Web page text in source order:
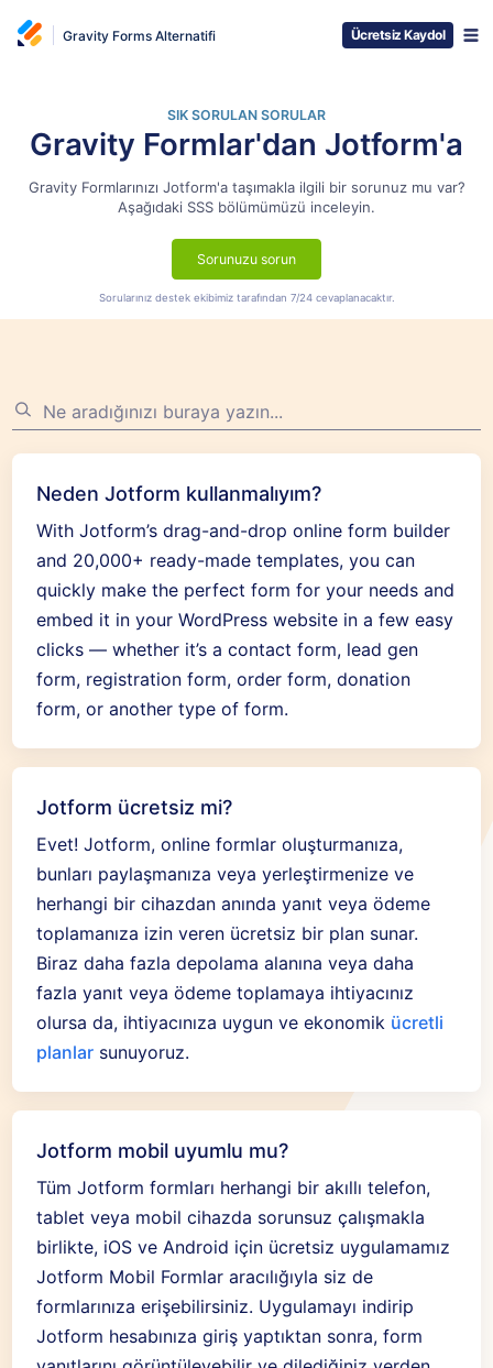
Gravity Forms Alternatifi Ücretsiz Kaydol
SIK SORULAN SORULAR
Gravity Formlar'dan Jotform'a
Gravity Formlarınızı Jotform'a taşımakla ilgili bir sorunuz mu var?
Aşağıdaki SSS bölümümüzü inceleyin.
Sorunuzu sorun
Sorularınız destek ekibimiz tarafından 7/24 cevaplanacaktır.
Neden Jotform kullanmalıyım?
With Jotform’s drag-and-drop online form builder
and 20,000+ ready-made templates, you can
quickly make the perfect form for your needs and
embed it in your WordPress website in a few easy
clicks — whether it’s a contact form, lead gen
form, registration form, order form, donation
form, or another type of form.
Jotform ücretsiz mi?
Evet! Jotform, online formlar oluşturmanıza,
bunları paylaşmanıza veya yerleştirmenize ve
herhangi bir cihazdan anında yanıt veya ödeme
toplamanıza izin veren ücretsiz bir plan sunar.
Biraz daha fazla depolama alanına veya daha
fazla yanıt veya ödeme toplamaya ihtiyacınız
olursa da, ihtiyacınıza uygun ve ekonomik ücretli
planlar sunuyoruz.
Jotform mobil uyumlu mu?
Tüm Jotform formları herhangi bir akıllı telefon,
tablet veya mobil cihazda sorunsuz çalışmakla
birlikte, iOS ve Android için ücretsiz uygulamamız
Jotform Mobil Formlar aracılığıyla siz de
formlarınıza erişebilirsiniz. Uygulamayı indirip
Jotform hesabınıza giriş yaptıktan sonra, form